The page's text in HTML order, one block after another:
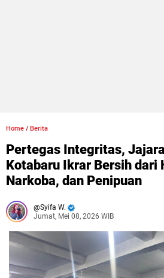
Home / Berita
Pertegas Integritas,
Kotabaru Ikrar Bersih dari
Narkoba, dan Penipuan
Syifa W.
Jumat, Mei 08, 2026 WIB